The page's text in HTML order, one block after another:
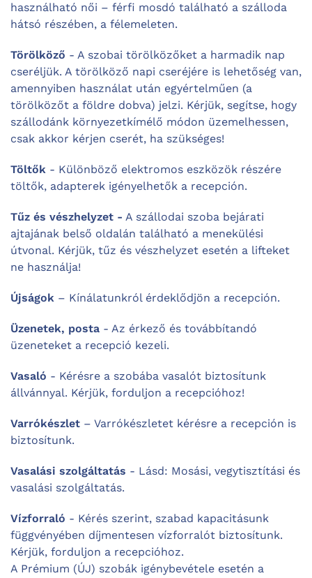
használható női – férfi mosdó található a szálloda
hátsó részében, a félemeleten.
Törölköző - A szobai törölközőket a harmadik nap
cseréljük. A törölköző napi cseréjére is lehetőség van,
amennyiben használat után egyértelműen (a
törölközőt a földre dobva) jelzi. Kérjük, segítse, hogy
szállodánk környezetkímélő módon üzemelhessen,
csak akkor kérjen cserét, ha szükséges!
Töltők - Különböző elektromos eszközök részére
töltők, adapterek igényelhetők a recepción.
Tűz és vészhelyzet - A szállodai szoba bejárati
ajtajának belső oldalán található a menekülési
útvonal. Kérjük, tűz és vészhelyzet esetén a lifteket
ne használja!
Újságok – Kínálatunkról érdeklődjön a recepción.
Üzenetek, posta - Az érkező és továbbítandó
üzeneteket a recepció kezeli.
Vasaló - Kérésre a szobába vasalót biztosítunk
állvánnyal. Kérjük, forduljon a recepcióhoz!
Varrókészlet – Varrókészletet kérésre a recepción is
biztosítunk.
Vasalási szolgáltatás - Lásd: Mosási, vegytisztítási és
vasalási szolgáltatás.
Vízforraló - Kérés szerint, szabad kapacitásunk
függvényében díjmentesen vízforralót biztosítunk.
Kérjük, forduljon a recepcióhoz.
A Prémium (ÚJ) szobák igénybevétele esetén a